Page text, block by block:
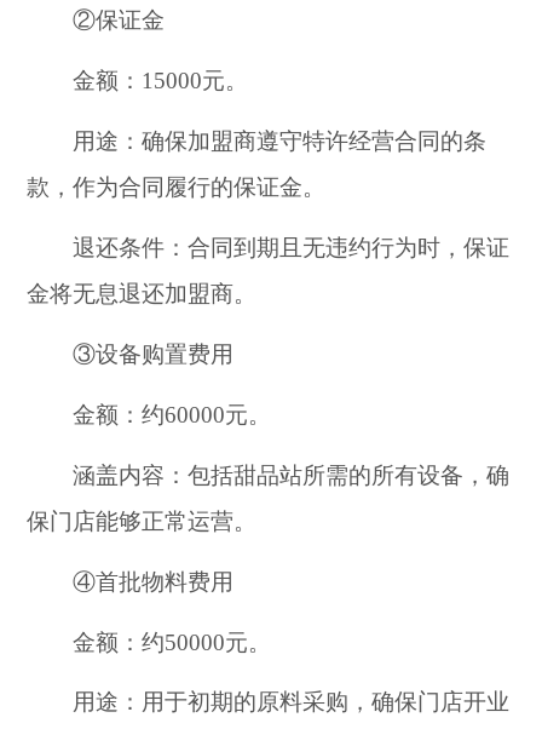
②保证金
金额：15000元。
用途：确保加盟商遵守特许经营合同的条
款，作为合同履行的保证金。
退还条件：合同到期且无违约行为时，保证
金将无息退还加盟商。
③设备购置费用
金额：约60000元。
涵盖内容：包括甜品站所需的所有设备，确
保门店能够正常运营。
④首批物料费用
金额：约50000元。
用途：用于初期的原料采购，确保门店开业